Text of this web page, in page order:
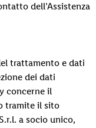
dell’Assistenza
trattamento e dati
dei dati
concerne il
tramite il sito
a socio unico,